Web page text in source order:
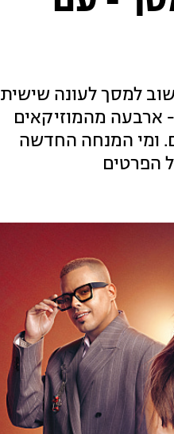
למסך לעונה שישית
- ארבעה מהמוזיקאים
ומי המנחה החדשה
הפרטים